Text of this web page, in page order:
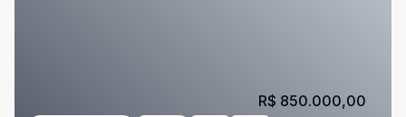
R$ 850.000,00